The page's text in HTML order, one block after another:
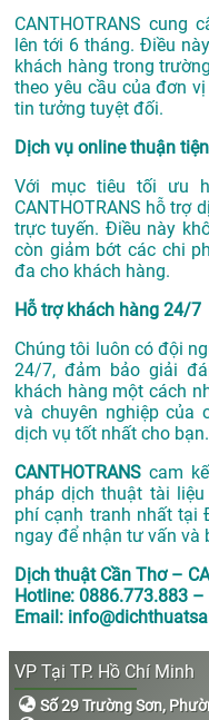
CANTHOTRANS cung
lên tới 6 tháng. Điều
khách hàng trong
theo yêu cầu của đơn
tin tưởng tuyệt đối.
Dịch vụ online thuận tiện
Với mục tiêu tối ưu
CANTHOTRANS hỗ trợ
trực tuyến. Điều này
còn giảm bớt các chi
đa cho khách hàng.
Hỗ trợ khách hàng 24/7
Chúng tôi luôn có đội
24/7, đảm bảo giải
khách hàng một cách
và chuyên nghiệp của
dịch vụ tốt nhất cho bạn.
CANTHOTRANS cam
pháp dịch thuật tài
phí cạnh tranh nhất tại
ngay để nhận tư vấn và
Dịch thuật Cần Thơ –
Hotline: 0886.773.883
Email:
VP Tại TP. Hồ Chí Minh
Số 29 Trường Sơn,